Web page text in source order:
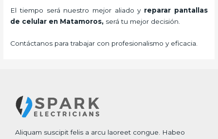
El tiempo será nuestro mejor aliado y reparar pantallas
de celular en Matamoros, será tu mejor decisión.
Contáctanos para trabajar con profesionalismo y eficacia.
Aliquam suscipit felis a arcu laoreet congue. Habeo